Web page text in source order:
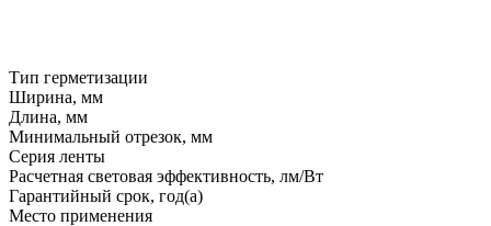
Тип герметизации
Ширина, мм
Длина, мм
Минимальный отрезок, мм
Серия ленты
Расчетная световая эффективность, лм/Вт
Гарантийный срок, год(а)
Место применения